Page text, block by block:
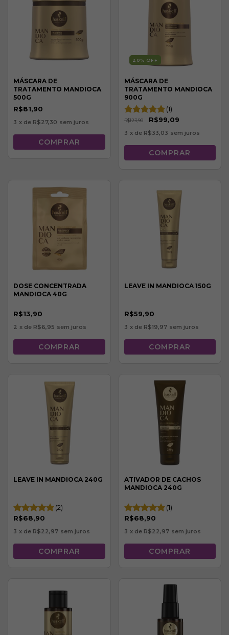
MÁSCARA DE
TRATAMENTO MANDIOCA
500G
R$81,90
3 x de R$27,30 sem juros
20% OFF
MÁSCARA DE
TRATAMENTO MANDIOCA
900G
(1)
R$123,90 R$99,09
3 x de R$33,03 sem juros
DOSE CONCENTRADA
MANDIOCA 40G
R$13,90
2 x de R$6,95 sem juros
LEAVE IN MANDIOCA 150G
R$59,90
3 x de R$19,97 sem juros
LEAVE IN MANDIOCA 240G
(2)
R$68,90
3 x de R$22,97 sem juros
ATIVADOR DE CACHOS
MANDIOCA 240G
(1)
R$68,90
3 x de R$22,97 sem juros